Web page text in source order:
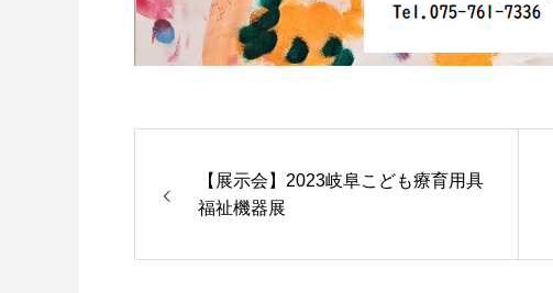
【展示会】2023岐阜こども療育用具
福祉機器展